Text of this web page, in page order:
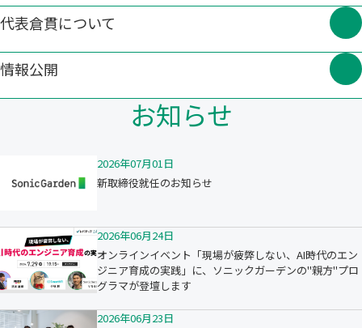
代表倉貫について
情報公開
お知らせ
2026年07月01日
新取締役就任のお知らせ
2026年06月24日
オンラインイベント「現場が疲弊しない、AI時代のエン
ジニア育成の実践」に、ソニックガーデンの"親方"プロ
グラマが登壇します
2026年06月23日